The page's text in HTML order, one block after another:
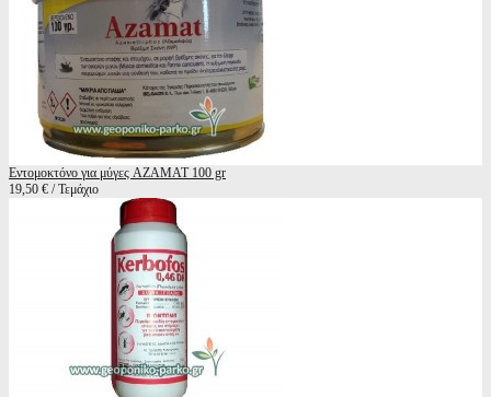
Εντομοκτόνο για μύγες AZAMAT 100 gr
19,50 € / Τεμάχιο